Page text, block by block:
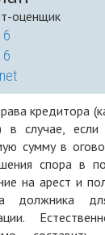
оценщик
кредитора
в случае,
сумму в
спора в
на арест и
должника